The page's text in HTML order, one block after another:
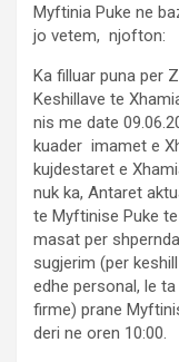
Myftinia Puke ne
jo vetem, njofton:
Ka filluar puna per
Keshillave te
nis me date
kuader imamet e
kujdestaret e
nuk ka, Antaret
te Myftinise Puke
masat per
sugjerim (per
edhe personal, le
firme) prane
deri ne oren 10:00.